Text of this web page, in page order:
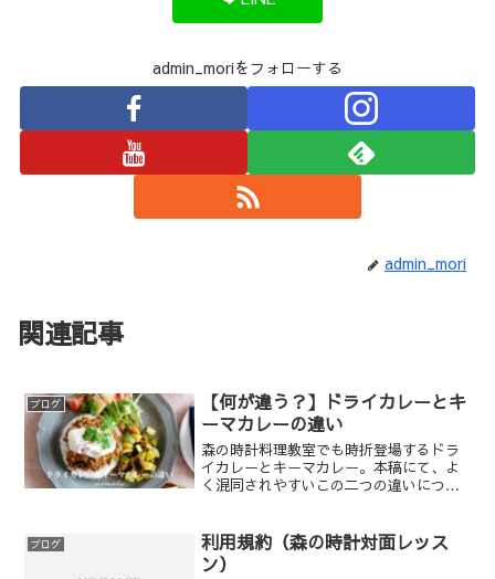
admin_moriをフォローする
admin_mori
関連記事
ブログ
【何が違う？】ドライカレーとキ
ーマカレーの違い
森の時計料理教室でも時折登場するドラ
イカレーとキーマカレー。本稿にて、よ
く混同されやすいこの二つの違いについ
ブログ
利用規約（森の時計対面レッス
ン）